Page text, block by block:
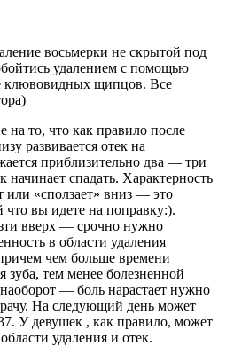
восьмерки не скрытой под
удалением с помощью
клювовидных щипцов. Все
на то, что как правило после
развивается отек на
приблизительно два — три
начинает спадать. Характерность
или «сползает» вниз — это
вы идете на поправку:).
вверх — срочно нужно
в области удаления
чем больше времени
тем менее болезненной
— боль нарастает нужно
На следующий день может
У девушек , как правило, может
удаления и отек.